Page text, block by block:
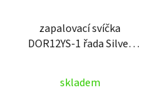
zapalovací svíčka
DOR12YS-1 řada Silver
skladem